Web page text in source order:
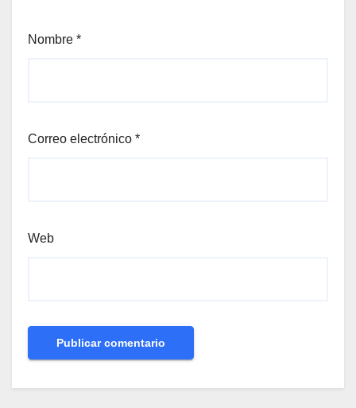
Nombre *
Correo electrónico *
Web